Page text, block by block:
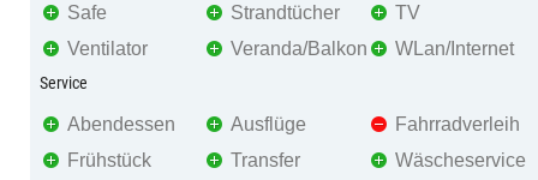
Safe
Strandtücher
TV
Ventilator
Veranda/Balkon WLan/Internet
Service
Abendessen Ausflüge
Fahrradverleih
Frühstück
Transfer Wäscheservice